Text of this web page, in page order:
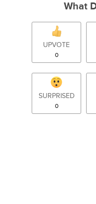
What
UPVOTE
0
SURPRISED
0